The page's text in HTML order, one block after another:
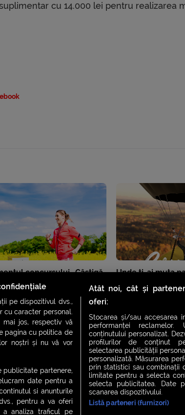
cu 14.000 lei pentru realizarea
concursului „Câștigă
Extrakt”
Unde ți-ai muta
FEVER NIGHT FEVER LIVE FEVER
pe dispozitivul dvs.,
cu caracter personal.
jos, respectiv vă
pagina cu politica de
noștri și nu vă vor
publicitate partenere,
date pentru a
si anunturile
pentru a va oferi
a analiza traficul pe
Atât noi, cât și
oferi:
Stocarea și/sau accesarea
performanței reclamelor.
conținutului personalizat.
profilurilor de conținut
selectarea publicității
personalizată. Măsurarea
prin statistici sau combinații
limitate pentru a selecta
selecta publicitatea. Date
scanarea dispozitivului.
Listă parteneri (furnizori)